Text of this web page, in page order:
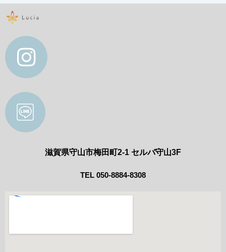
滋賀県守山市梅田町2-1 セルバ守山3F
TEL 050-8884-8308